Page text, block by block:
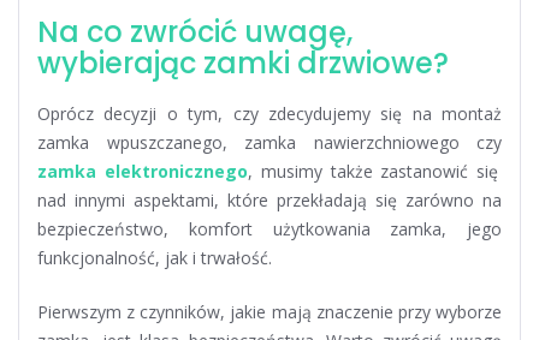
Na co zwrócić uwagę,
wybierając zamki drzwiowe?
Oprócz decyzji o tym, czy zdecydujemy się na montaż
zamka wpuszczanego, zamka nawierzchniowego czy
zamka elektronicznego, musimy także zastanowić się
nad innymi aspektami, które przekładają się zarówno na
bezpieczeństwo, komfort użytkowania zamka, jego
funkcjonalność, jak i trwałość.
Pierwszym z czynników, jakie mają znaczenie przy wyborze